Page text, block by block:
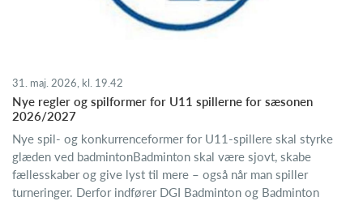
31. maj. 2026, kl. 19.42
Nye regler og spilformer for U11 spillerne for sæsonen
2026/2027
Nye spil- og konkurrenceformer for U11-spillere skal styrke
glæden ved badmintonBadminton skal være sjovt, skabe
fællesskaber og give lyst til mere – også når man spiller
turneringer. Derfor indfører DGI Badminton og Badminton